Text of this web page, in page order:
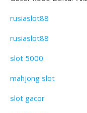
rusiaslot88
rusiaslot88
slot 5000
mahjong slot
slot gacor